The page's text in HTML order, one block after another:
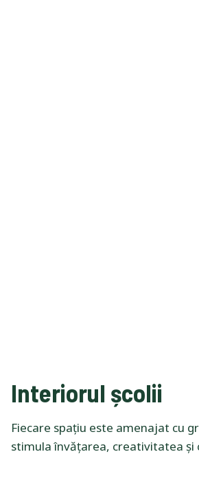
Interiorul școlii
Fiecare spațiu este amenajat cu
stimula învățarea, creativitatea și